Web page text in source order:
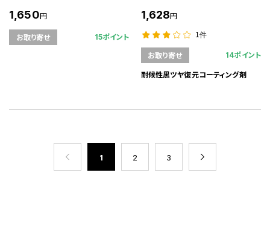
1,650円
お取り寄せ 15ポイント
1,628円
1件
お取り寄せ 14ポイント
耐候性黒ツヤ復元コーティング剤
1 2 3